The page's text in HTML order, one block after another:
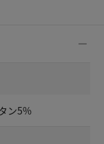
ン5%